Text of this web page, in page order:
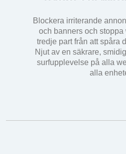
Blockera irriterande
och banners och stoppa
tredje part från att spåra
Njut av en säkrare,
surfupplevelse på alla
alla